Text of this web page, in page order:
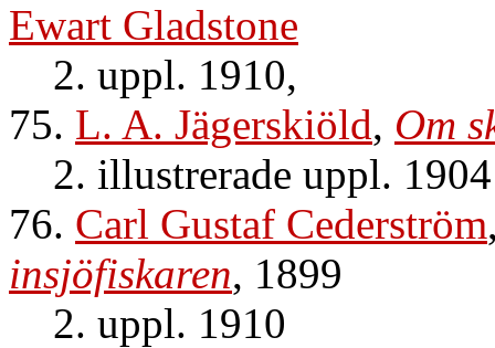
Ewart Gladstone
2. uppl. 1910,
75. L. A. Jägerskiöld, Om
2. illustrerade uppl. 1904
76. Carl Gustaf Cederström
insjöfiskaren, 1899
2. uppl. 1910